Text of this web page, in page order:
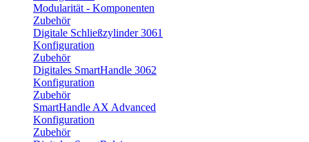
Modularität - Komponenten
Zubehör
Digitale Schließzylinder 3061
Konfiguration
Zubehör
Digitales SmartHandle 3062
Konfiguration
Zubehör
SmartHandle AX Advanced
Konfiguration
Zubehör